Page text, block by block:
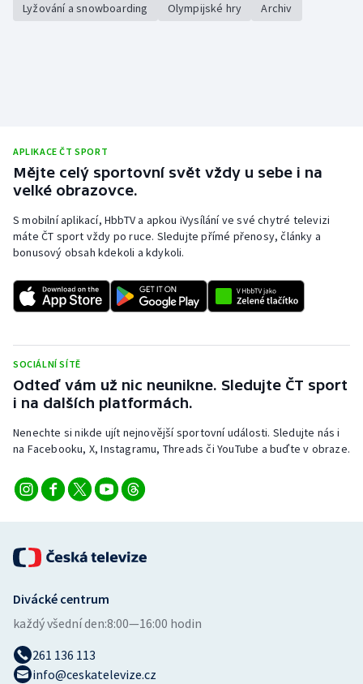
Lyžování a snowboarding
Olympijské hry Archiv
APLIKACE ČT SPORT
Mějte celý sportovní svět vždy u sebe i na
velké obrazovce.
S mobilní aplikací, HbbTV a apkou iVysílání ve své chytré televizi
máte ČT sport vždy po ruce. Sledujte přímé přenosy, články a
bonusový obsah kdekoli a kdykoli.
SOCIÁLNÍ SÍTĚ
Odteď vám už nic neunikne. Sledujte ČT sport
i na dalších platformách.
Nenechte si nikde ujít nejnovější sportovní události. Sledujte nás i
na Facebooku, X, Instagramu, Threads či YouTube a buďte v obraze.
Divácké centrum
každý všední den:8:00—16:00 hodin
261 136 113
info@ceskatelevize.cz